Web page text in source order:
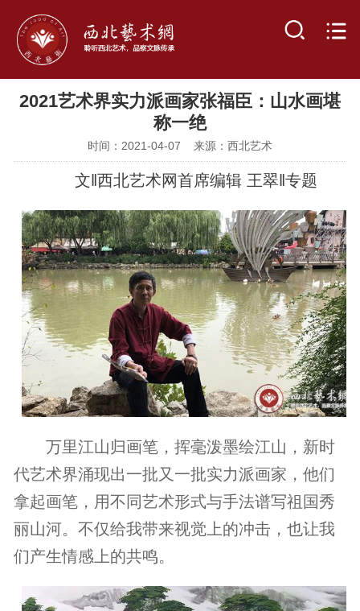
2021艺术界实力派画家张福臣：山水画堪
称一绝
时间：2021-04-07 来源：西北艺术
文‖西北艺术网首席编辑 王翠‖专题
万里江山归画笔，挥毫泼墨绘江山，新时
代艺术界涌现出一批又一批实力派画家，他们
拿起画笔，用不同艺术形式与手法谱写祖国秀
丽山河。不仅给我带来视觉上的冲击，也让我
们产生情感上的共鸣。